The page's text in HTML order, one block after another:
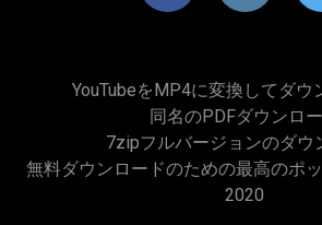
YouTubeをMP4に変換してダウ
同名のPDFダウンロ
7zipフルバージョンのダウ
無料ダウンロードのための最高のポ
2020